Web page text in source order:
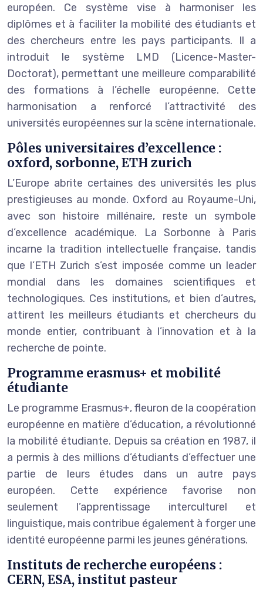
européen. Ce système vise à harmoniser les
diplômes et à faciliter la mobilité des étudiants et
des chercheurs entre les pays participants. Il a
introduit le système LMD (Licence-Master-
Doctorat), permettant une meilleure comparabilité
des formations à l’échelle européenne. Cette
harmonisation a renforcé l’attractivité des
universités européennes sur la scène internationale.
Pôles universitaires d’excellence :
oxford, sorbonne, ETH zurich
L’Europe abrite certaines des universités les plus
prestigieuses au monde. Oxford au Royaume-Uni,
avec son histoire millénaire, reste un symbole
d’excellence académique. La Sorbonne à Paris
incarne la tradition intellectuelle française, tandis
que l’ETH Zurich s’est imposée comme un leader
mondial dans les domaines scientifiques et
technologiques. Ces institutions, et bien d’autres,
attirent les meilleurs étudiants et chercheurs du
monde entier, contribuant à l’innovation et à la
recherche de pointe.
Programme erasmus+ et mobilité
étudiante
Le programme Erasmus+, fleuron de la coopération
européenne en matière d’éducation, a révolutionné
la mobilité étudiante. Depuis sa création en 1987, il
a permis à des millions d’étudiants d’effectuer une
partie de leurs études dans un autre pays
européen. Cette expérience favorise non
seulement l’apprentissage interculturel et
linguistique, mais contribue également à forger une
identité européenne parmi les jeunes générations.
Instituts de recherche européens :
CERN, ESA, institut pasteur